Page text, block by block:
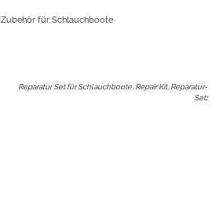
Zubehör für Schlauchboote
Reparatur Set für Schlauchboote, Repair Kit, Reparatur-
Set: